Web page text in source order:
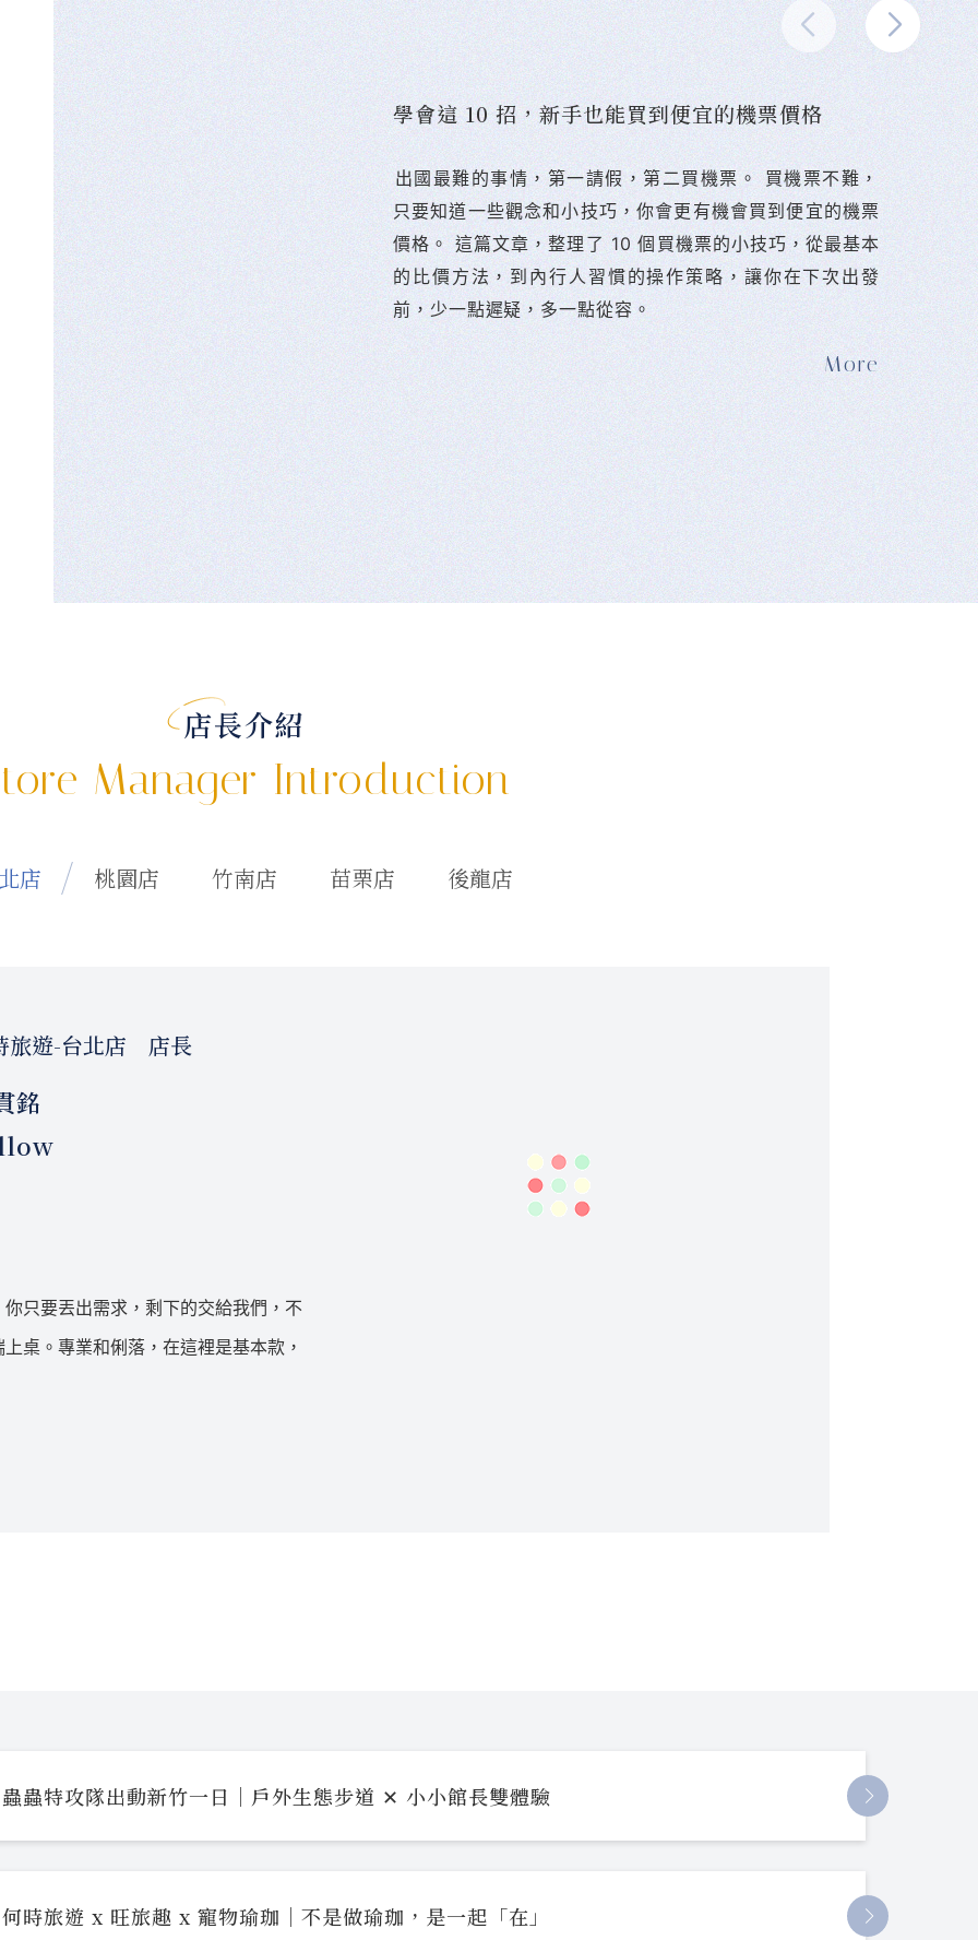
學會這 10 招，新手也能買到便宜的機票價格
󠀠出國最難的事情，第一請假，第二買機票。 󠀠買機票不難，
只要知道一些觀念和小技巧，你會更有機會買到便宜的機票
價格。 這篇文章，整理了 10 個買機票的小技巧，從最基本
的比價方法，到內行人習慣的操作策略，讓你在下次出發
前，少一點遲疑，多一點從容。
店長介紹
Manager Introduction
店 桃園店 竹南店 苗栗店 後龍店
旅遊-台北店 店長
銘
只要丟出需求，剩下的交給我們，不
桌。專業和俐落，在這裡是基本款，
蟲特攻隊出動新竹一日｜戶外生態步道 ✕ 小小館長雙體驗
時旅遊 x 旺旅趣 x 寵物瑜珈｜不是做瑜珈，是一起「在」